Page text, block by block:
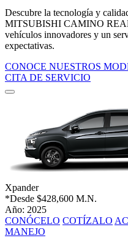
Descubre la tecnología y
MITSUBISHI CAMINO
vehículos innovadores y un
expectativas.
CONOCE NUESTROS
CITA DE SERVICIO
Xpander
*Desde $428,600 M.N.
Año: 2025
CONÓCELO COTÍZALO
MANEJO